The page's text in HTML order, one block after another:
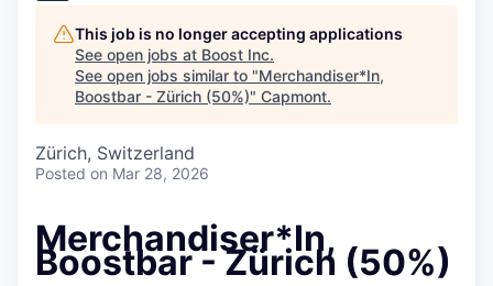
This job is no longer accepting applications
See open jobs at Boost Inc.
See open jobs similar to "Merchandiser*In,
Boostbar - Zürich (50%)" Capmont.
Zürich, Switzerland
Posted on Mar 28, 2026
Merchandiser*In,
Boostbar - Zürich (50%)